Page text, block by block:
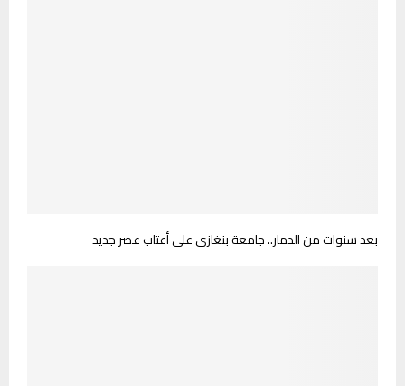
بعد سنوات من الدمار.. جامعة بنغازي على أعتاب عصر جديد